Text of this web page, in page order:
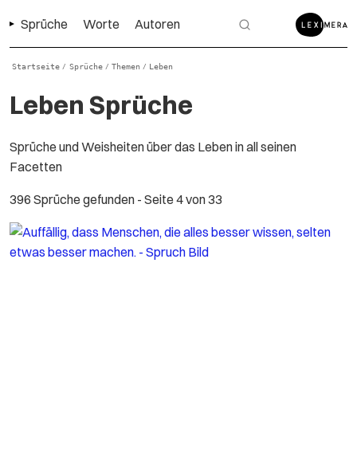
Sprüche Worte Autoren
Startseite / Sprüche / Themen / Leben
Leben Sprüche
Sprüche und Weisheiten über das Leben in all seinen
Facetten
396 Sprüche gefunden - Seite 4 von 33